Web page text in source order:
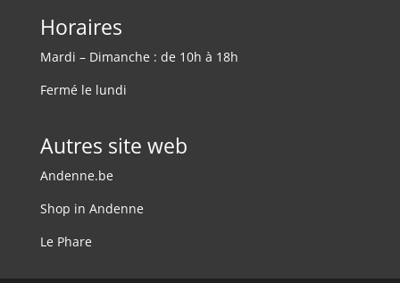
Horaires
Mardi – Dimanche : de 10h à 18h
Fermé le lundi
Autres site web
Andenne.be
Shop in Andenne
Le Phare